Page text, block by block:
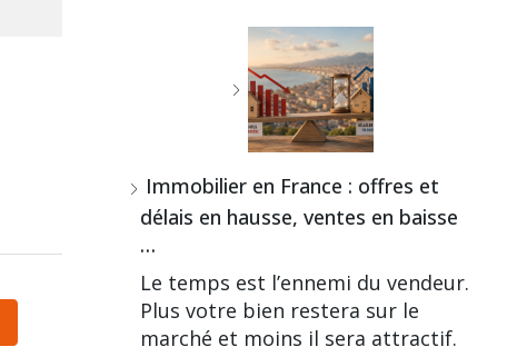
Immobilier en France : offres et
délais en hausse, ventes en baisse
…
Le temps est l’ennemi du vendeur.
Plus votre bien restera sur le
marché et moins il sera attractif.